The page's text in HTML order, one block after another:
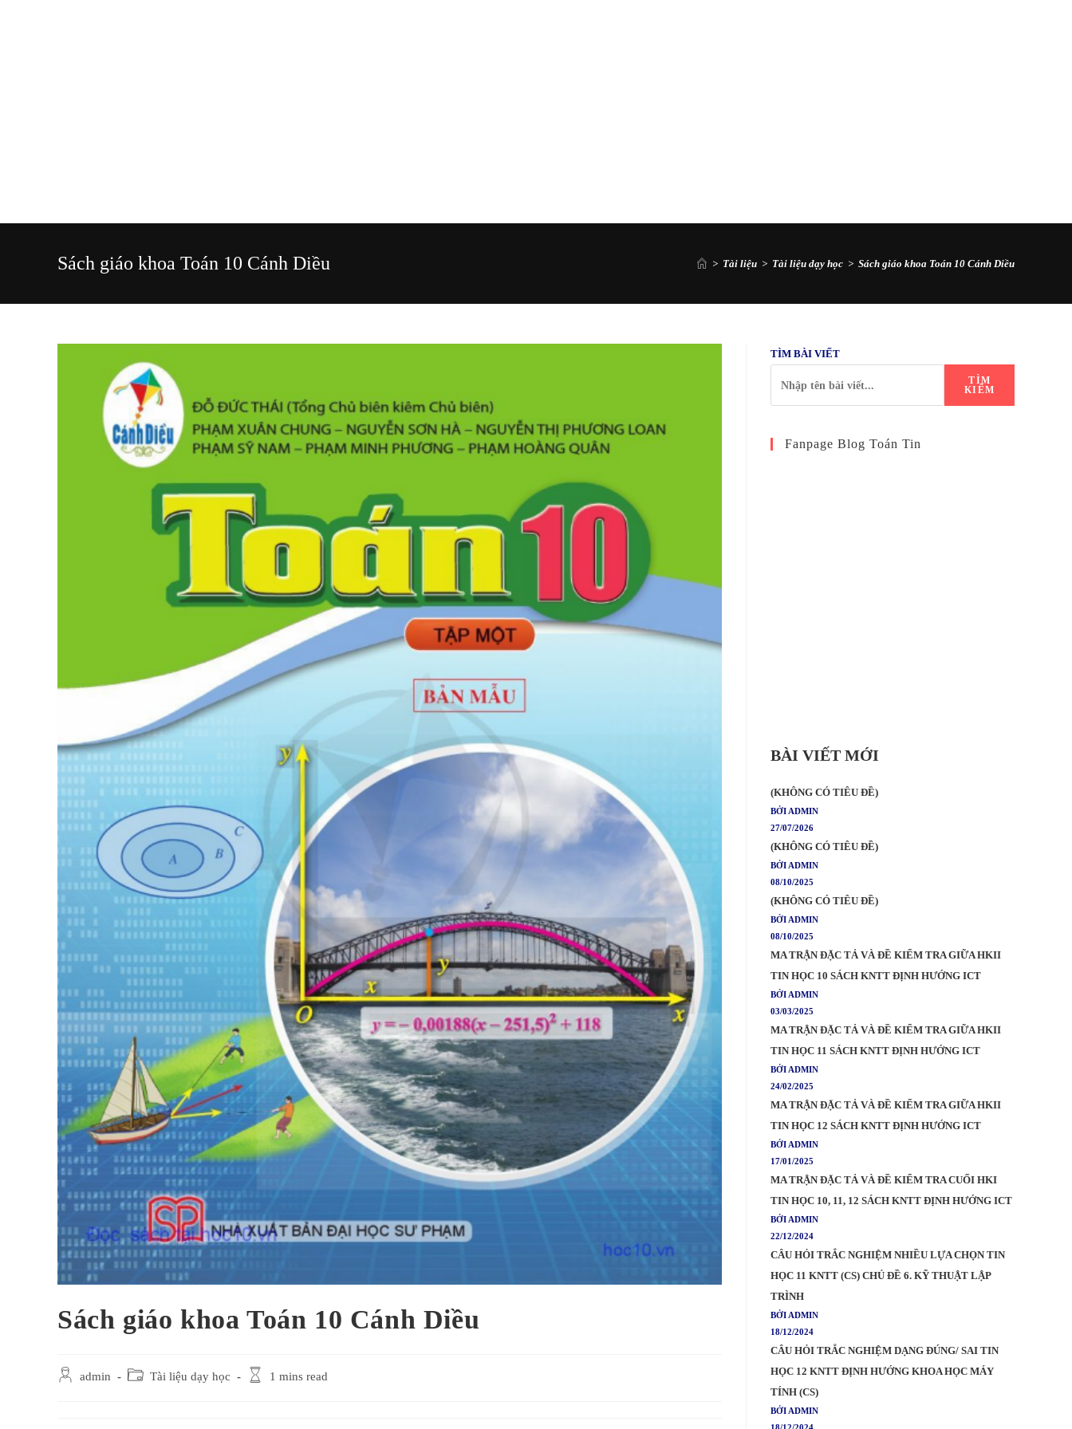
Sách giáo khoa Toán 10 Cánh Diều > Tài liệu > Tài liệu dạy học > Sách giáo khoa Toán 10 Cánh Diều
Sách giáo khoa Toán 10 Cánh Diều
Post
admin
Post Tài liệu dạy học
Reading1 mins read
TÌM BÀI VIẾT
TÌM
KIẾM
Fanpage Blog Toán Tin
BÀI VIẾT MỚI
(KHÔNG CÓ TIÊU ĐỀ)
BỞI ADMIN
27/07/2026
(KHÔNG CÓ TIÊU ĐỀ)
BỞI ADMIN
08/10/2025
(KHÔNG CÓ TIÊU ĐỀ)
BỞI ADMIN
08/10/2025
MA TRẬN ĐẶC TẢ VÀ ĐỀ KIỂM TRA GIỮA HKII
TIN HỌC 10 SÁCH KNTT ĐỊNH HƯỚNG ICT
BỞI ADMIN
03/03/2025
MA TRẬN ĐẶC TẢ VÀ ĐỀ KIỂM TRA GIỮA HKII
TIN HỌC 11 SÁCH KNTT ĐỊNH HƯỚNG ICT
BỞI ADMIN
24/02/2025
MA TRẬN ĐẶC TẢ VÀ ĐỀ KIỂM TRA GIỮA HKII
TIN HỌC 12 SÁCH KNTT ĐỊNH HƯỚNG ICT
BỞI ADMIN
17/01/2025
MA TRẬN ĐẶC TẢ VÀ ĐỀ KIỂM TRA CUỐI HKI
TIN HỌC 10, 11, 12 SÁCH KNTT ĐỊNH HƯỚNG ICT
BỞI ADMIN
22/12/2024
CÂU HỎI TRẮC NGHIỆM NHIỀU LỰA CHỌN TIN
HỌC 11 KNTT (CS) CHỦ ĐỀ 6. KỸ THUẬT LẬP
TRÌNH
BỞI ADMIN
18/12/2024
CÂU HỎI TRẮC NGHIỆM DẠNG ĐÚNG/ SAI TIN
HỌC 12 KNTT ĐỊNH HƯỚNG KHOA HỌC MÁY
TÍNH (CS)
BỞI ADMIN